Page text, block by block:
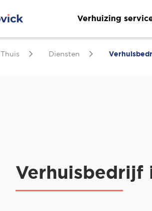
Verhuizing
Thuis Diensten
Verhuisbedrijf